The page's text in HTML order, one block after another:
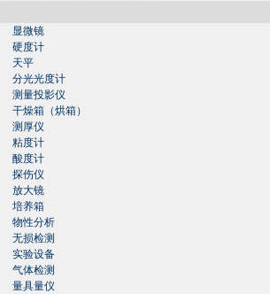
显微镜
硬度计
天平
分光光度计
测量投影仪
干燥箱（烘箱）
测厚仪
粘度计
酸度计
探伤仪
放大镜
培养箱
物性分析
无损检测
实验设备
气体检测
量具量仪